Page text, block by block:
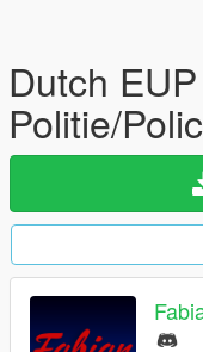
Dutch
Politie/